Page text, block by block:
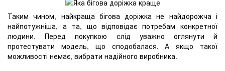
Таким чином, найкраща бігова доріжка не найдорожча і
найпотужніша, а та, що відповідає потребам конкретної
людини. Перед покупкою слід уважно оглянути й
протестувати модель, що сподобалася. А якщо такої
можливості немає, вибрати надійного виробника.